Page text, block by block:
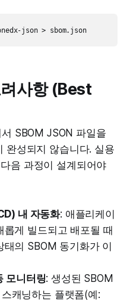
syft my-app:latest -o cyclonedx-json > sbom.json
사항 (Best
SBOM JSON 파일을
완성되지 않습니다. 실용
음 과정이 설계되어야
내 자동화: 애플리케이
롭게 빌드되고 배포될 때
태의 SBOM 동기화가 이
모니터링: 생성된 SBOM
캐닝하는 플랫폼(예: